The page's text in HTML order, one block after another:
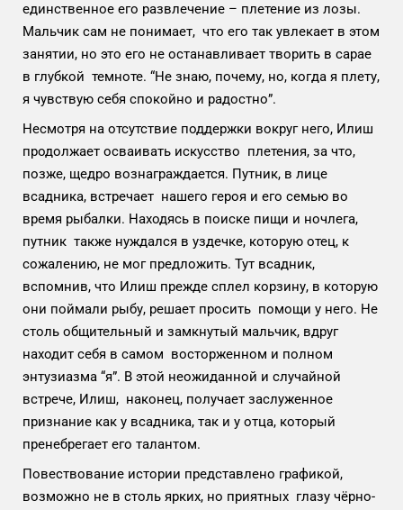
единственное его развлечение – плетение из лозы.
Мальчик сам не понимает, что его так увлекает в этом
занятии, но это его не останавливает творить в сарае
в глубкой темноте. “Не знаю, почему, но, когда я плету,
я чувствую себя спокойно и радостно”.
Несмотря на отсутствие поддержки вокруг него, Илиш
продолжает осваивать искусство плетения, за что,
позже, щедро вознаграждается. Путник, в лице
всадника, встречает нашего героя и его семью во
время рыбалки. Находясь в поиске пищи и ночлега,
путник также нуждался в уздечке, которую отец, к
сожалению, не мог предложить. Тут всадник,
вспомнив, что Илиш прежде сплел корзину, в которую
они поймали рыбу, решает просить помощи у него. Не
столь общительный и замкнутый мальчик, вдруг
находит себя в самом восторженном и полном
энтузиазма “я”. В этой неожиданной и случайной
встрече, Илиш, наконец, получает заслуженное
признание как у всадника, так и у отца, который
пренебрегает его талантом.
Повествование истории представлено графикой,
возможно не в столь ярких, но приятных глазу чёрно-